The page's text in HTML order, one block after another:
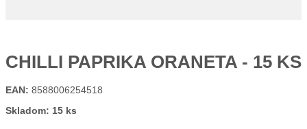
CHILLI PAPRIKA ORANETA - 15 KS
EAN: 8588006254518
Skladom: 15 ks